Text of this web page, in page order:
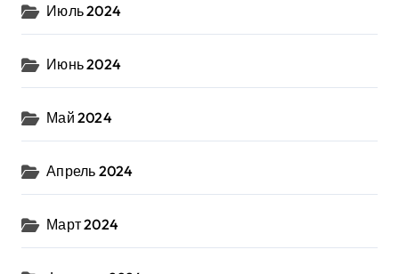
Июль 2024
Июнь 2024
Май 2024
Апрель 2024
Март 2024